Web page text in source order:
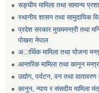
सङ्घीय मामिला तथा सामान्य
स्थानीय शासन तथा सामुदायिक
प्रदेश सरकार मुख्यमन्त्री तथा
पाेखरा नेपाल
अार्थिक मामिला तथा योजना
आन्तरिक मामिला तथा कानून
उद्योग, पर्यटन, वन तथा
कानून, न्याय र संसदीय मामिला